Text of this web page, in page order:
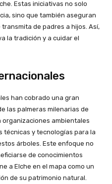
Estas iniciativas no solo
sino que también aseguran
de padres a hijos. Así,
la tradición y a cuidar el
han cobrado una gran
las palmeras milenarias de
organizaciones ambientales
técnicas y tecnologías para la
árboles. Este enfoque no
de conocimientos
a Elche en el mapa como un
de su patrimonio natural.